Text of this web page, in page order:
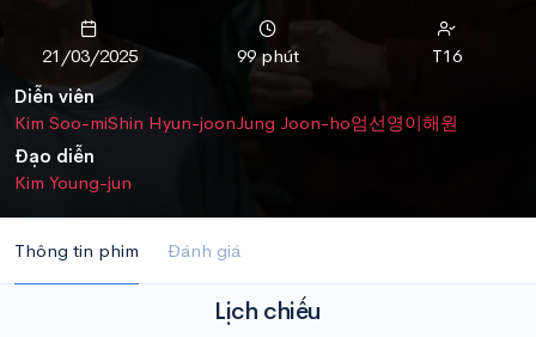
21/03/2025 99 phút
T16
Diễn viên
Kim Soo-miShin Hyun-joonJung Joon-ho엄선영이해원
Đạo diễn
Kim Young-jun
Thông tin phim Đánh giá
Lịch chiếu